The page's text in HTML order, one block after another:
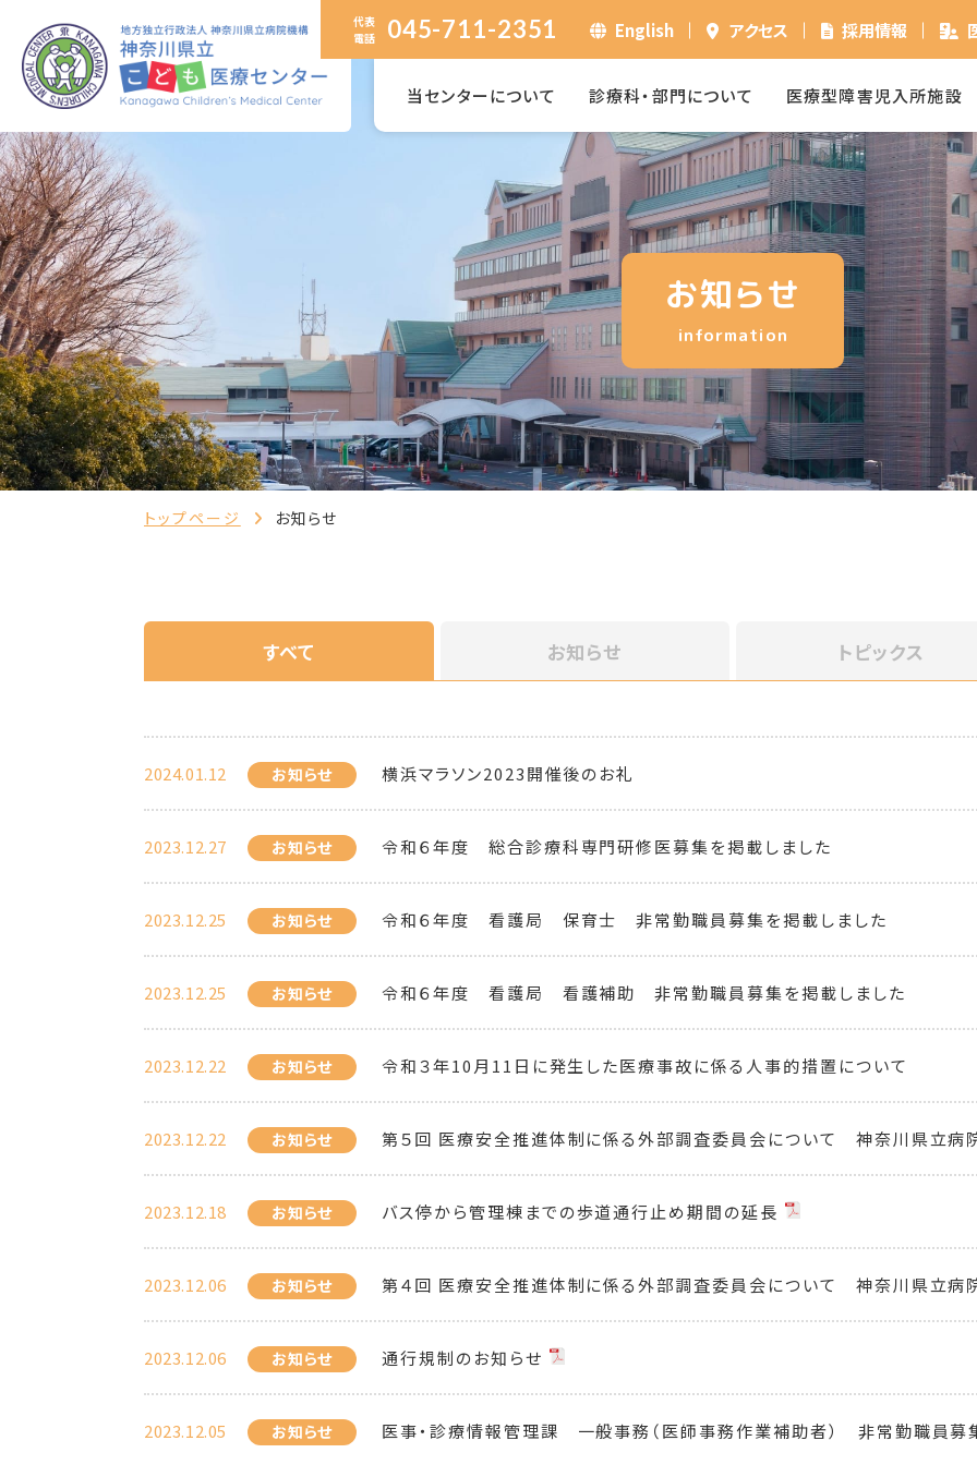
代表
電話
045-711-2351 English アクセス 採用情報
当センターについて 診療科・部門について 医療型障害児入所施設
お知らせ
information
トップページ お知らせ
すべて お知らせ トピックス
2024.01.12 お知らせ 横浜マラソン2023開催後のお礼
2023.12.27 お知らせ 令和６年度 総合診療科専門研修医募集を掲載しました
2023.12.25 お知らせ 令和６年度 看護局 保育士 非常勤職員募集を掲載しました
2023.12.25 お知らせ 令和６年度 看護局 看護補助 非常勤職員募集を掲載しました
2023.12.22 お知らせ 令和３年10月11日に発生した医療事故に係る人事的措置について
2023.12.22 お知らせ 第５回 医療安全推進体制に係る外部調査委員会について 神奈川県立病
2023.12.18 お知らせ バス停から管理棟までの歩道通行止め期間の延長
2023.12.06 お知らせ 第４回 医療安全推進体制に係る外部調査委員会について 神奈川県立病
2023.12.06 お知らせ 通行規制のお知らせ
2023.12.05 お知らせ 医事・診療情報管理課 一般事務（医師事務作業補助者） 非常勤職員募